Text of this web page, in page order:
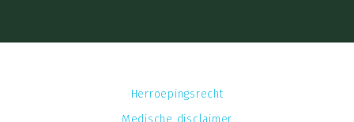
Herroepingsrecht